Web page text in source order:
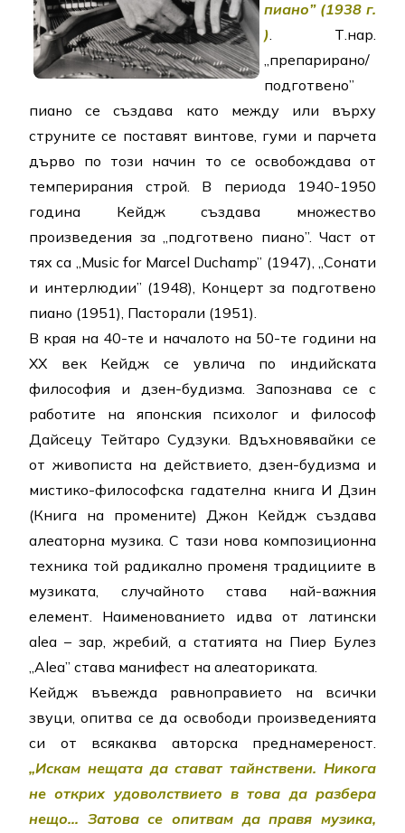
пиано” (1938 г.
) . Т.нар.
„препарирано/
подготвено”
пиано се създава като между или върху
струните се поставят винтове, гуми и парчета
дърво по този начин то се освобождава от
темперирания строй. В периода 1940-1950
година Кейдж създава множество
произведения за „подготвено пиано”. Част от
тях са „Music for Marcel Duchamp” (1947), „Сонати
и интерлюдии” (1948), Концерт за подготвено
пиано (1951), Пасторали (1951).
В края на 40-те и началото на 50-те години на
ХХ век Кейдж се увлича по индийската
философия и дзен-будизма. Запознава се с
работите на японския психолог и философ
Дайсецу Тейтаро Судзуки. Вдъхновявайки се
от живописта на действието, дзен-будизма и
мистико-философска гадателна книга И Дзин
(Книга на промените) Джон Кейдж създава
алеаторна музика. С тази нова композиционна
техника той радикално променя традициите в
музиката, случайното става най-важния
елемент. Наименованието идва от латински
alea – зар, жребий, а статията на Пиер Булез
„Alea” става манифест на алеаториката.
Кейдж въвежда равноправието на всички
звуци, опитва се да освободи произведенията
си от всякаква авторска преднамереност.
„Искам нещата да стават тайнствени. Никога
не открих удоволствието в това да разбера
нещо… Затова се опитвам да правя музика,